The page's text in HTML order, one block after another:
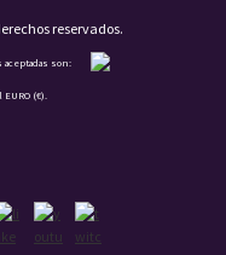
reservados.
aceptadas son:
(€).